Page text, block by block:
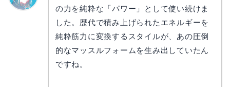
の力を純粋な「パワー」として使い続けま
した。歴代で積み上げられたエネルギーを
純粋筋力に変換するスタイルが、あの圧倒
的なマッスルフォームを生み出していたん
ですね。